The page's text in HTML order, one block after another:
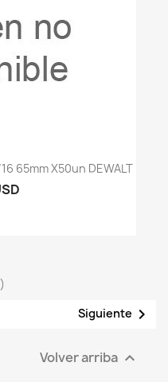
65mm X50un DEWALT
Siguiente 
Volver arriba 